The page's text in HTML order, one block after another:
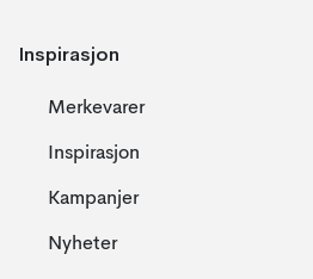
Inspirasjon
Merkevarer
Inspirasjon
Kampanjer
Nyheter